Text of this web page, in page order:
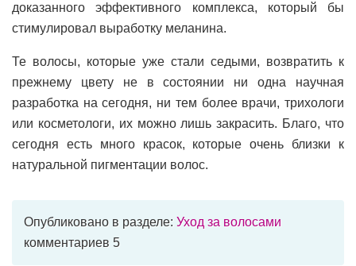
доказанного эффективного комплекса, который бы
стимулировал выработку меланина.
Те волосы, которые уже стали седыми, возвратить к
прежнему цвету не в состоянии ни одна научная
разработка на сегодня, ни тем более врачи, трихологи
или косметологи, их можно лишь закрасить. Благо, что
сегодня есть много красок, которые очень близки к
натуральной пигментации волос.
Опубликовано в разделе: Уход за волосами
комментариев 5